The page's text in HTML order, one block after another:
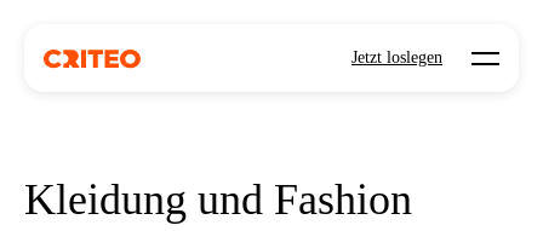
Jetzt loslegen Open
Kleidung und Fashion